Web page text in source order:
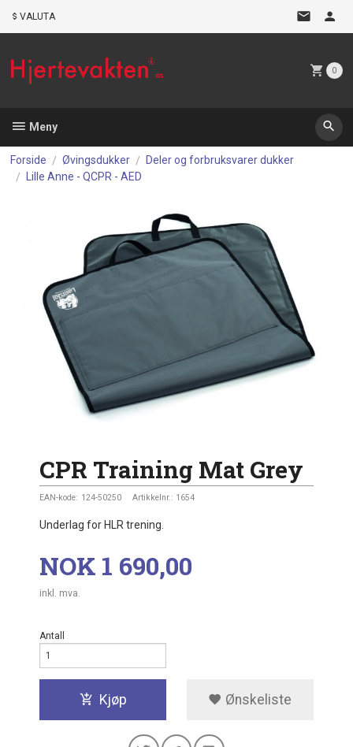
VALUTA
0
Meny
Forside Øvingsdukker
Deler og forbruksvarer dukker
Lille Anne - QCPR - AED
CPR Training Mat Grey
EAN-kode: 124-50250 Artikkelnr.: 1654
Underlag for HLR trening.
Pris
NOK 1 690,00
inkl. mva.
Antall
Kjøp Ønskeliste